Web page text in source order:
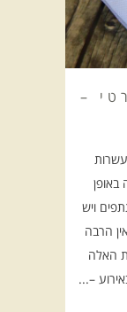
–
באופן
ויש
הרבה
האלה
–...